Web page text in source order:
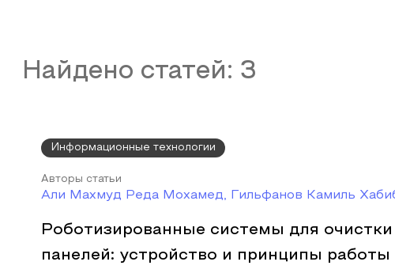
Найдено статей: 3
Информационные технологии
Авторы статьи
Али Махмуд Реда Мохамед, Гильфанов Камиль
Роботизированные системы для
панелей: устройство и принципы работы